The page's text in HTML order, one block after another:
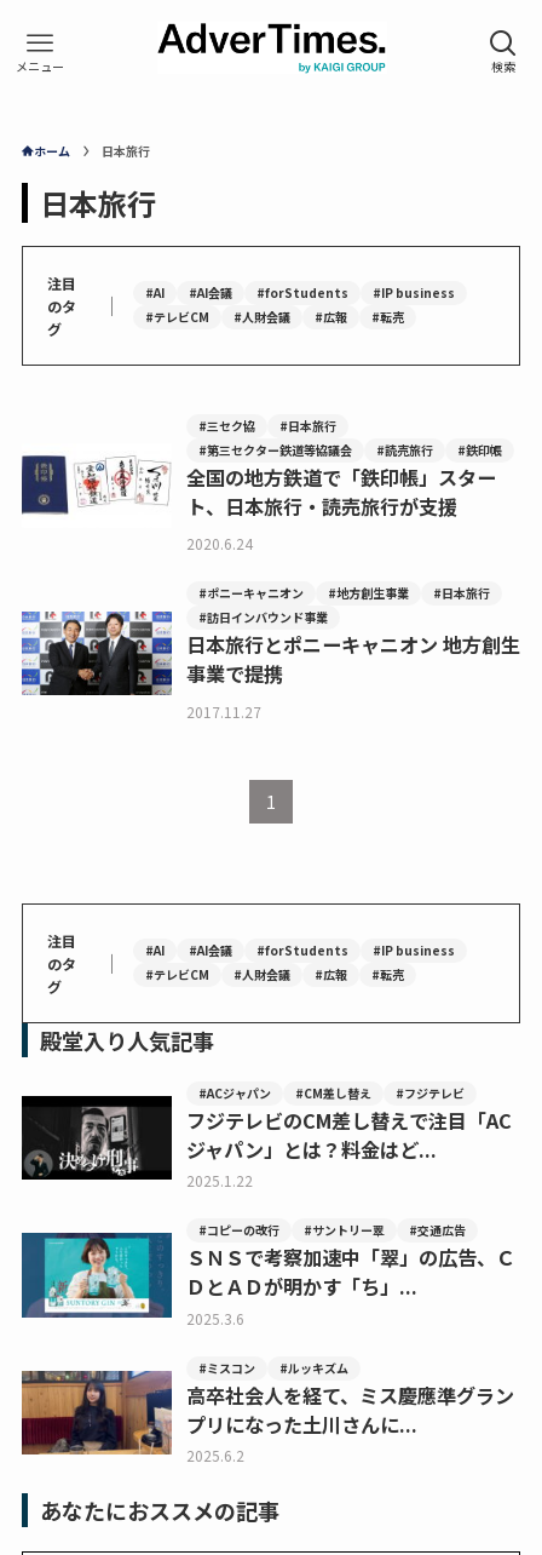
ホーム 日本旅行
日本旅行
注目
のタ
グ
｜ #AI #AI会議 #forStudents
#IP business
#テレビCM
#人財会議 #広報 #転売
#三セク協
#日本旅行
#第三セクター鉄道等協議会
#読売旅行 #鉄印帳
全国の地方鉄道で「鉄印帳」スター
ト、日本旅行・読売旅行が支援
2020.6.24
#ポニーキャニオン #地方創生事業
#日本旅行
#訪日インバウンド事業
日本旅行とポニーキャニオン 地方創生
事業で提携
2017.11.27
1
注目
のタ
グ
｜ #AI #AI会議 #forStudents
#IP business
#テレビCM
#人財会議 #広報 #転売
殿堂入り人気記事
#ACジャパン #CM差し替え #フジテレビ
フジテレビのCM差し替えで注目「AC
ジャパン」とは？料金はど...
2025.1.22
#コピーの改行 #サントリー翠 #交通広告
ＳＮＳで考察加速中「翠」の広告、Ｃ
ＤとＡＤが明かす「ち」...
2025.3.6
#ミスコン #ルッキズム
高卒社会人を経て、ミス慶應準グラン
プリになった土川さんに...
2025.6.2
あなたにおススメの記事